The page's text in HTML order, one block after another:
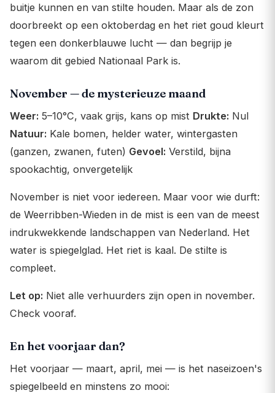
buitje kunnen en van stilte houden. Maar als de zon
doorbreekt op een oktoberdag en het riet goud kleurt
tegen een donkerblauwe lucht — dan begrijp je
waarom dit gebied Nationaal Park is.
November — de mysterieuze maand
Weer: 5–10°C, vaak grijs, kans op mist Drukte: Nul
Natuur: Kale bomen, helder water, wintergasten
(ganzen, zwanen, futen) Gevoel: Verstild, bijna
spookachtig, onvergetelijk
November is niet voor iedereen. Maar voor wie durft:
de Weerribben-Wieden in de mist is een van de meest
indrukwekkende landschappen van Nederland. Het
water is spiegelglad. Het riet is kaal. De stilte is
compleet.
Let op: Niet alle verhuurders zijn open in november.
Check vooraf.
En het voorjaar dan?
Het voorjaar — maart, april, mei — is het naseizoen's
spiegelbeeld en minstens zo mooi: